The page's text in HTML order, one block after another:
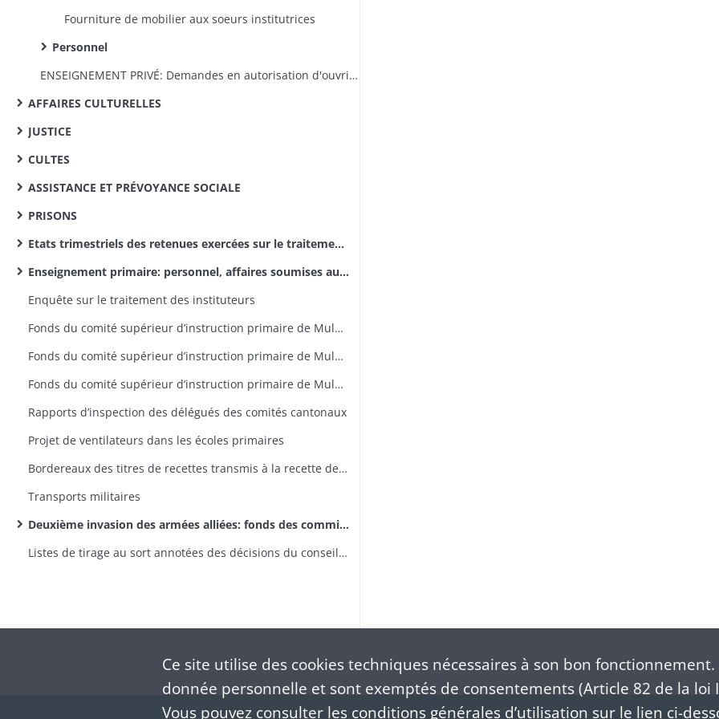
Fourniture de mobilier aux soeurs institutrices
Personnel
ENSEIGNEMENT PRIVÉ: Demandes en autorisation d'ouvrir des êcoles privêes, fermeture de celles ouvertes sans autorisation
AFFAIRES CULTURELLES
JUSTICE
CULTES
ASSISTANCE ET PRÉVOYANCE SOCIALE
PRISONS
Etats trimestriels des retenues exercées sur le traitement des instituteurs pour le service des pensions civiles
Enseignement primaire: personnel, affaires soumises aux comités supérieurs de l’arrondissement d’Altkirch (dossiers par canton)
Enquête sur le traitement des instituteurs
Fonds du comité supérieur d’instruction primaire de Mulhouse: rapports d’inspection des délégués, lettres de provenance diverse
Fonds du comité supérieur d’instruction primaire de Mulhouse: correspondance émanant du recteur
Fonds du comité supérieur d’instruction primaire de Mulhouse: lettres émanant des préfets et sous-préfets
Rapports d’inspection des délégués des comités cantonaux
Projet de ventilateurs dans les écoles primaires
Bordereaux des titres de recettes transmis à la recette des finances d’Altkirch par la sous-préfecture
Transports militaires
Deuxième invasion des armées alliées: fonds des commissions cantonales
Listes de tirage au sort annotées des décisions du conseil de révision (classe 1870)
Ce site utilise des cookiestechniques nécessaires à son bon
donnée personnelle et sont exemptés de consentements (Article 82 de la
Vous pouvez consulter les conditions générales d’utilisation sur le lien ci-